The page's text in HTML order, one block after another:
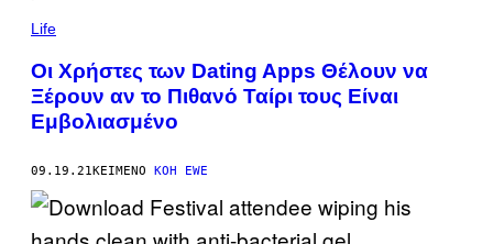
Life
Oι Xρήστες των Dating Apps Θέλουν να
Ξέρουν αν το Πιθανό Ταίρι τους Είναι
Εμβολιασμένο
09.19.21ΚΕΊΜΕΝΟ KOH EWE